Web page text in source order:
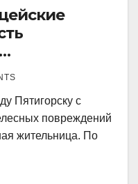
жителю
Пятигорску с
повреждений
жительница. По